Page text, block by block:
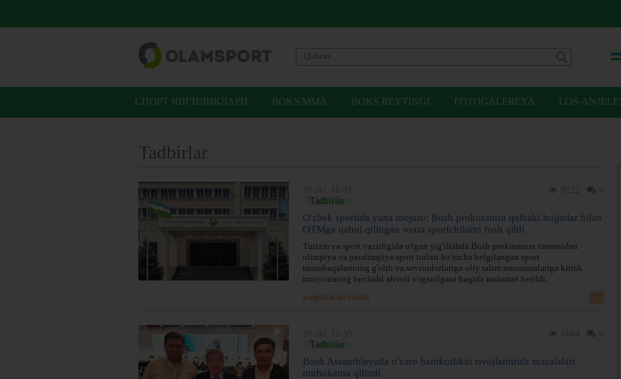
СПОРТ ЯНГИЛИКЛАРИ BOKS/MMA BOKS REYTINGI FOTOGALEREYA LOS-
Tadbirlar
Tadbirlar
O'zbek sportida yana mojaro: Bosh prokuratura qalbaki hujjatlar bilan
OTMga qabul qilingan soxta sportchilarni fosh qildi
Turizm va sport vazirligida o'tgan yig'ilishda Bosh prokuratura tomonidan
olimpiya va paralimpiya sport turlari bo'yicha belgilangan sport
musobaqalarining g'olib va sovrindorlariga oliy talim muassasalariga kirish
imtiyozining berilishi ahvoli o'rganilgani haqida malumot berildi.
yangilikni ko’rsatish
Tadbirlar
Bosh Assambleyada o'zaro hamkorlikni rivojlantirish masalalari
muhokama qilindi